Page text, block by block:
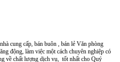
cung cấp, bán buôn , bán lẻ Văn phòng
động, làm việc một cách chuyên nghiệp có
về chất lượng dịch vụ, tốt nhất cho Quý